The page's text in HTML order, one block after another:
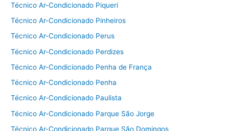
Técnico Ar-Condicionado Piqueri
Técnico Ar-Condicionado Pinheiros
Técnico Ar-Condicionado Perus
Técnico Ar-Condicionado Perdizes
Técnico Ar-Condicionado Penha de França
Técnico Ar-Condicionado Penha
Técnico Ar-Condicionado Paulista
Técnico Ar-Condicionado Parque São Jorge
Técnico Ar-Condicionado Parque São Domingos